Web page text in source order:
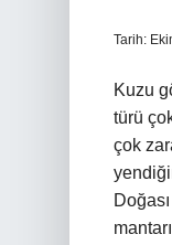
Tarih:
Kuzu
türü
çok